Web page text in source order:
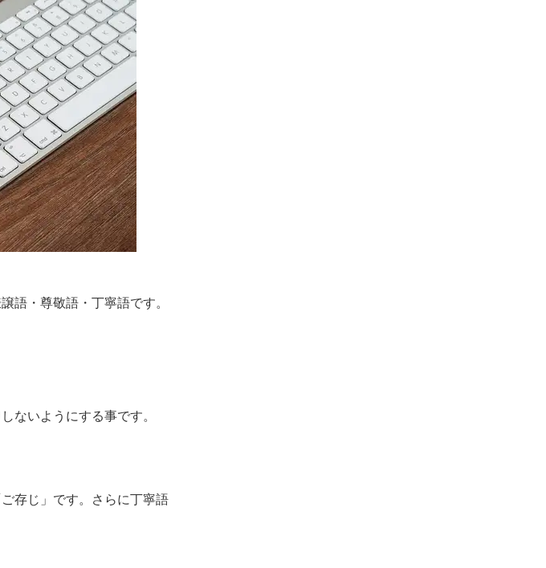
語・尊敬語・丁寧語です。
ないようにする事です。
存じ」です。さらに丁寧語